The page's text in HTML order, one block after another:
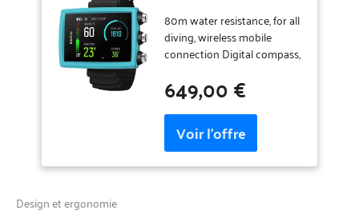
avec Écran Couleur
Facile à Lire, Étanche à
80m, Ordinateur sous-
de Réveil,
Chronomètre, Météo,
Boussole, Batterie
Rechargeable
80m water resistance, for all
diving, wireless mobile
connection Digital compass,
Rechargeable battery,
updatable software,
customizable
649,00 €
Design et ergonomie